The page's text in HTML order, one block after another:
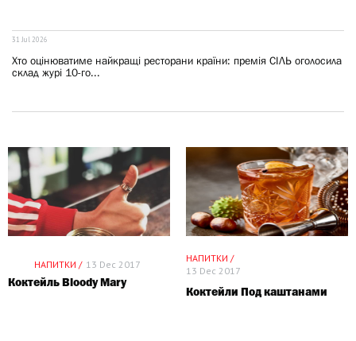
31 Jul 2026
Хто оцінюватиме найкращі ресторани країни: премія СІЛЬ оголосила
склад журі 10-го...
НАПИТКИ / 13 Dec 2017
Коктейль Bloody Mary
НАПИТКИ /
13 Dec 2017
Коктейли Под каштанами